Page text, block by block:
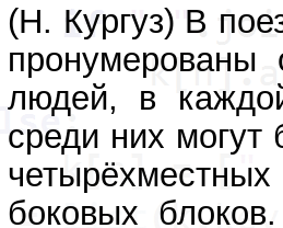
(Н. Кургуз) В
людей, в
среди них
боковых